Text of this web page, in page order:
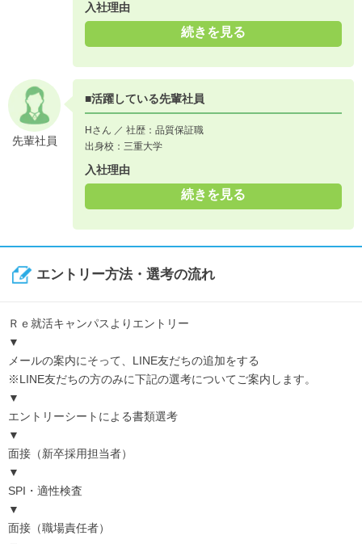
入社理由
続きを見る
先輩社員
■活躍している先輩社員
Hさん ／ 社歴：品質保証職
出身校：三重大学
入社理由
続きを見る
エントリー方法・選考の流れ
Ｒｅ就活キャンパスよりエントリー
▼
メールの案内にそって、LINE友だちの追加をする
※LINE友だちの方のみに下記の選考についてご案内します。
▼
エントリーシートによる書類選考
▼
面接（新卒採用担当者）
▼
SPI・適性検査
▼
面接（職場責任者）